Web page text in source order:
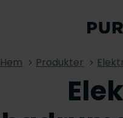
Hem Produkter